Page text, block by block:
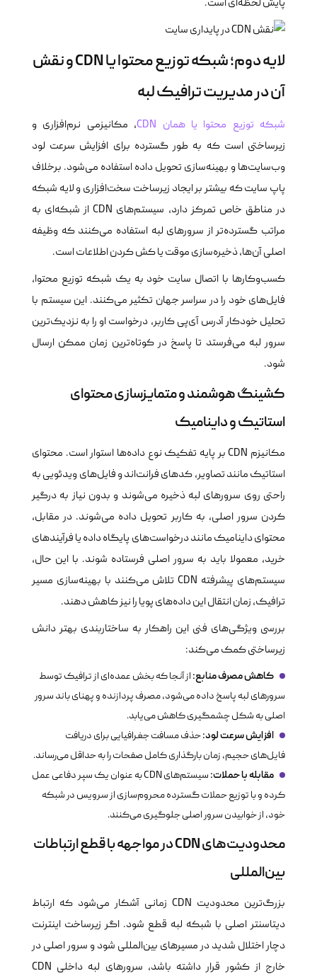
پایش لحظه‌ای است.
لایه دوم؛ شبکه توزیع محتوا یا CDN و نقش
آن در مدیریت ترافیک لبه
شبکه توزیع محتوا یا همان CDN
، مکانیزمی نرم‌افزاری و
زیرساختی است که به طور گسترده برای افزایش سرعت لود
وب‌سایت‌ها و بهینه‌سازی تحویل داده استفاده می‌شود. برخلاف
پاپ سایت که بیشتر بر ایجاد زیرساخت سخت‌افزاری و لایه شبکه
در مناطق خاص تمرکز دارد، سیستم‌های CDN از شبکه‌ای به
مراتب گسترده‌تر از سرورهای لبه استفاده می‌کنند که وظیفه
اصلی آن‌ها، ذخیره‌سازی موقت یا کش کردن اطلاعات است.
کسب‌وکارها با اتصال سایت خود به یک شبکه توزیع محتوا،
فایل‌های خود را در سراسر جهان تکثیر می‌کنند. این سیستم با
تحلیل خودکار آدرس آی‌پی کاربر، درخواست او را به نزدیک‌ترین
سرور لبه می‌فرستد تا پاسخ در کوتاه‌ترین زمان ممکن ارسال
شود.
کشینگ هوشمند و متمایزسازی محتوای
استاتیک و داینامیک
مکانیزم CDN بر پایه تفکیک نوع داده‌ها استوار است. محتوای
استاتیک مانند تصاویر، کدهای فرانت‌اند و فایل‌های ویدئویی به
راحتی روی سرورهای لبه ذخیره می‌شوند و بدون نیاز به درگیر
کردن سرور اصلی، به کاربر تحویل داده می‌شوند. در مقابل،
محتوای داینامیک مانند درخواست‌های پایگاه داده یا فرآیندهای
خرید، معمولا باید به سرور اصلی فرستاده شوند. با این حال،
سیستم‌های پیشرفته CDN تلاش می‌کنند با بهینه‌سازی مسیر
ترافیک، زمان انتقال این داده‌های پویا را نیز کاهش دهند.
بررسی ویژگی‌های فنی این راهکار به ساختاربندی بهتر دانش
زیرساختی کمک می‌کند:
کاهش مصرف منابع: از آنجا که بخش عمده‌ای از ترافیک توسط
سرورهای لبه پاسخ داده می‌شود، مصرف پردازنده و پهنای باند سرور
اصلی به شکل چشمگیری کاهش می‌یابد.
افزایش سرعت لود:حذف مسافت جغرافیایی برای دریافت
فایل‌های حجیم، زمان بارگذاری کامل صفحات را به حداقل می‌رساند.
مقابله با حملات:
سیستم‌های CDN به عنوان یک سپر دفاعی عمل
کرده و با توزیع حملات گسترده محروم‌سازی از سرویس در شبکه
خود، از خوابیدن سرور اصلی جلوگیری می‌کنند.
محدودیت‌های CDN در مواجهه با قطع ارتباطات
بین‌المللی
بزرگ‌ترین محدودیت CDN زمانی آشکار می‌شود که ارتباط
دیتاسنتر اصلی با شبکه لبه قطع شود. اگر زیرساخت اینترنت
دچار اختلال شدید در مسیرهای بین‌المللی شود و سرور اصلی در
خارج از کشور قرار داشته باشد، سرورهای لبه داخلی CDN